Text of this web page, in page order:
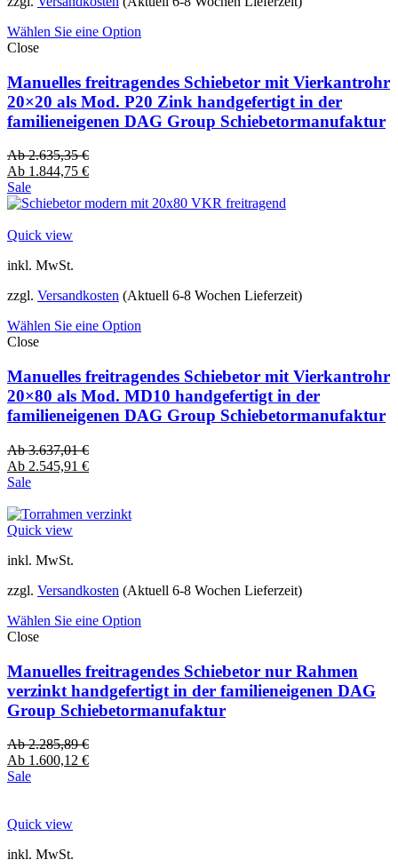
Wählen Sie eine Option
Close
Manuelles freitragendes Schiebetor mit Vierkantrohr
20×20 als Mod. P20 Zink handgefertigt in der
familieneigenen DAG Group Schiebetormanufaktur
Ab2.635,35€
Ab 1.844,75 €
Sale
Quick view
inkl. MwSt.
zzgl. Versandkosten (Aktuell 6-8 Wochen Lieferzeit)
Wählen Sie eine Option
Close
Manuelles freitragendes Schiebetor mit Vierkantrohr
20×80 als Mod. MD10 handgefertigt in der
familieneigenen DAG Group Schiebetormanufaktur
Ab3.637,01€
Ab 2.545,91 €
Sale
Quick view
inkl. MwSt.
zzgl. Versandkosten (Aktuell 6-8 Wochen Lieferzeit)
Wählen Sie eine Option
Close
Manuelles freitragendes Schiebetor nur Rahmen
verzinkt handgefertigt in der familieneigenen DAG
Group Schiebetormanufaktur
Ab2.285,89€
Ab 1.600,12 €
Sale
Quick view
inkl. MwSt.